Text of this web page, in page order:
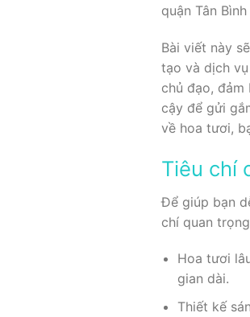
quận Tân
Bài viết này
tạo và dịch
chủ đạo,
cậy để gửi
về hoa tươi,
Tiêu chí
Để giúp bạn
chí quan
Hoa tươi
gian dài.
Thiết kế